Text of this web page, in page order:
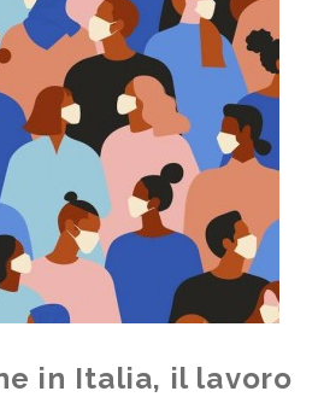
in Italia, il lavoro